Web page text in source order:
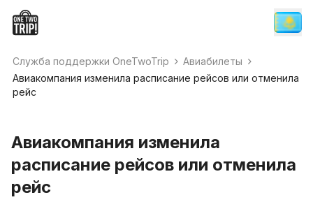
Служба поддержки OneTwoTrip
Авиабилеты
Авиакомпания изменила расписание рейсов или отменила
рейс
Авиакомпания изменила
расписание рейсов или отменила
рейс